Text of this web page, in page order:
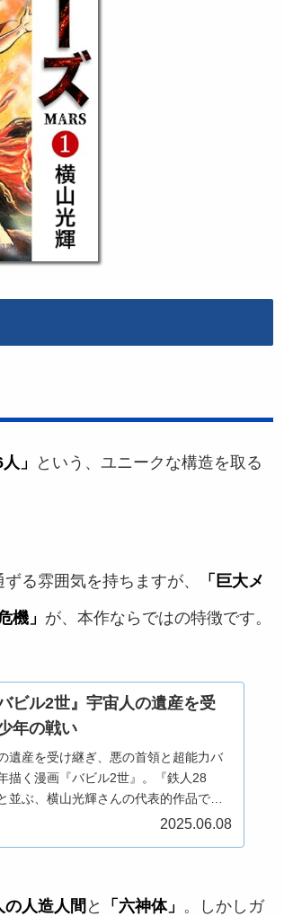
」 という、ユニークな構造を取る
る雰囲気を持ちますが、 「巨大メ
機」 が、本作ならではの特徴です。
ビル2世』宇宙人の遺産を受
年の戦い
遺産を受け継ぎ、悪の首領と超能力バ
描く漫画『バビル2世』。『鉄人28
並ぶ、横山光輝さんの代表的作品で
年チャンピオンで、全12巻完結（続編
2025.06.08
の人造人間 と 「六神体」 。しかしガ